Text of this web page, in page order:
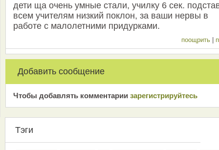
дети ща очень умные стали, училку 6 сек.
всем учителям низкий поклон, за ваши нервы в
работе с малолетними придурками.
поощрить
Добавить сообщение
Чтобы добавлять комментарии зарeгиcтрирyйтeсь
Тэги